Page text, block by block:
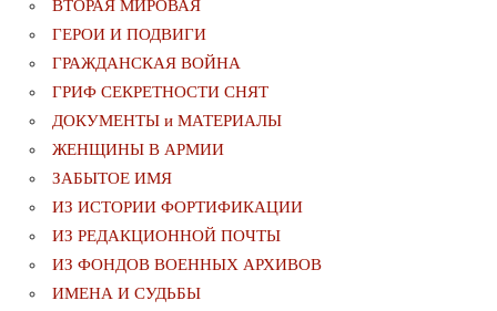
ВТОРАЯ МИРОВАЯ
ГЕРОИ И ПОДВИГИ
ГРАЖДАНСКАЯ ВОЙНА
ГРИФ СЕКРЕТНОСТИ СНЯТ
ДОКУМЕНТЫ и МАТЕРИАЛЫ
ЖЕНЩИНЫ В АРМИИ
ЗАБЫТОЕ ИМЯ
ИЗ ИСТОРИИ ФОРТИФИКАЦИИ
ИЗ РЕДАКЦИОННОЙ ПОЧТЫ
ИЗ ФОНДОВ ВОЕННЫХ АРХИВОВ
ИМЕНА И СУДЬБЫ